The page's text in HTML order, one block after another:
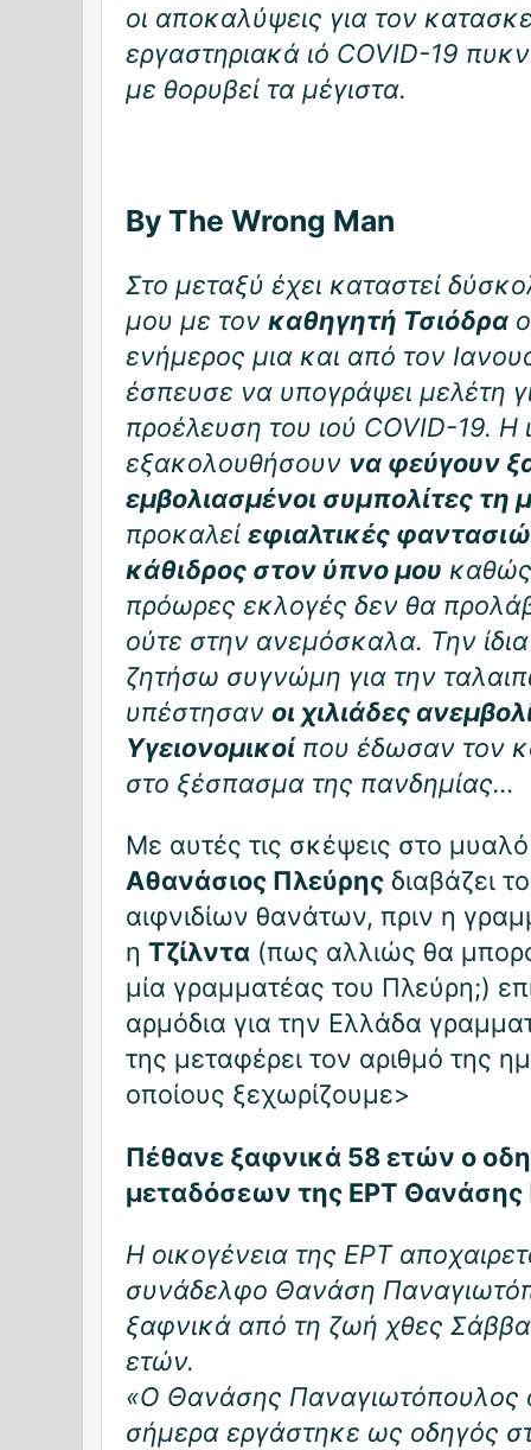
οι αποκαλύψεις για τον
εργαστηριακά ιό COVID-19
με θορυβεί τα μέγιστα.
Βy The Wrong Man
Στο μεταξύ έχει καταστεί
μου με τον καθηγητή Τσιόδρα
ενήμερος μια και από τον
έσπευσε να υπογράψει μελέτη
προέλευση του ιού COVID-19. H
εξακολουθήσουν να φεύγουν
εμβολιασμένοι συμπολίτες τη
προκαλεί εφιαλτικές
κάθιδρος στον ύπνο μου καθώς
πρόωρες εκλογές δεν θα
ούτε στην ανεμόσκαλα. Την
ζητήσω συγνώμη για την
υπέστησαν οι χιλιάδες
Υγειονομικοίπου έδωσαν τον
στο ξέσπασμα της πανδημίας…
Με αυτές τις σκέψεις στο
Αθανάσιος Πλεύρης διαβάζει
αιφνιδίων θανάτων, πριν η
η Τζίλντα (πως αλλιώς θα
μία γραμματέας του Πλεύρη;)
αρμόδια για την Ελλάδα
της μεταφέρει τον αριθμό της
οποίους ξεχωρίζουμε>
Πέθανε ξαφνικά 58 ετών ο
μεταδόσεων της ΕΡΤ
Η οικογένεια της ΕΡΤ
συνάδελφο Θανάση
ξαφνικά από τη ζωή χθες
ετών.
«Ο Θανάσης Παναγιωτόπουλος
σήμερα εργάστηκε ως οδηγός